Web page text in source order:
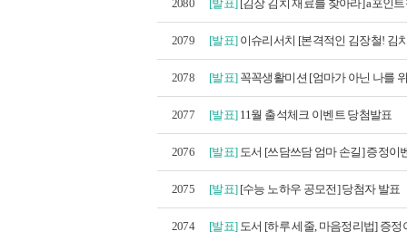
2080 [발표] [김장 김치 재료를 찾아라] a포인트
2079 [발표] 이슈리서치 [본격적인 김장철! 김
2078 [발표] 꼭꼭생활미션 [엄마가 아닌 나를
2077 [발표] 11월 출석체크 이벤트 당첨발표
2076 [발표] 도서 [쓰담쓰담 엄마 손길] 증정이
2075 [발표] [수능 노하우 공모전] 당첨자 발표
2074 [발표] 도서 [하루 세줄, 마음정리법] 증정